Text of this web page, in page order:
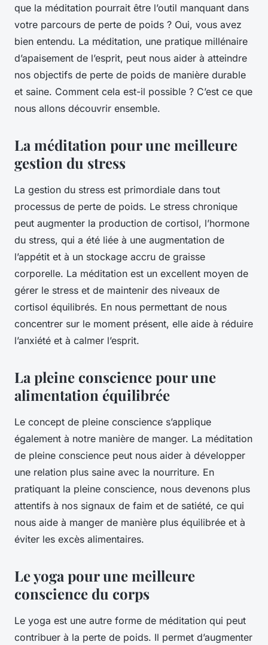
que la méditation pourrait être l’outil manquant dans
votre parcours de perte de poids ? Oui, vous avez
bien entendu. La méditation, une pratique millénaire
d’apaisement de l’esprit, peut nous aider à atteindre
nos objectifs de perte de poids de manière durable
et saine. Comment cela est-il possible ? C’est ce que
nous allons découvrir ensemble.
La méditation pour une meilleure
gestion du stress
La gestion du stress est primordiale dans tout
processus de perte de poids. Le stress chronique
peut augmenter la production de cortisol, l’hormone
du stress, qui a été liée à une augmentation de
l’appétit et à un stockage accru de graisse
corporelle. La méditation est un excellent moyen de
gérer le stress et de maintenir des niveaux de
cortisol équilibrés. En nous permettant de nous
concentrer sur le moment présent, elle aide à réduire
l’anxiété et à calmer l’esprit.
La pleine conscience pour une
alimentation équilibrée
Le concept de pleine conscience s’applique
également à notre manière de manger. La méditation
de pleine conscience peut nous aider à développer
une relation plus saine avec la nourriture. En
pratiquant la pleine conscience, nous devenons plus
attentifs à nos signaux de faim et de satiété, ce qui
nous aide à manger de manière plus équilibrée et à
éviter les excès alimentaires.
Le yoga pour une meilleure
conscience du corps
Le yoga est une autre forme de méditation qui peut
contribuer à la perte de poids. Il permet d’augmenter